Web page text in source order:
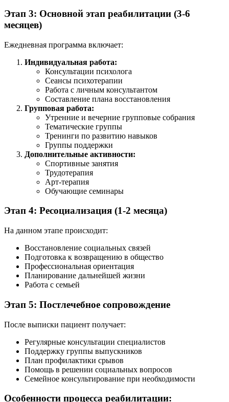
Этап 3: Основной этап реабилитации (3-6
месяцев)
Ежедневная программа включает:
Индивидуальная работа:
Консультации психолога
Сеансы психотерапии
Работа с личным консультантом
Составление плана восстановления
Групповая работа:
Утренние и вечерние групповые собрания
Тематические группы
Тренинги по развитию навыков
Группы поддержки
Дополнительные активности:
Спортивные занятия
Трудотерапия
Арт-терапия
Обучающие семинары
Этап 4: Ресоциализация (1-2 месяца)
На данном этапе происходит:
Восстановление социальных связей
Подготовка к возвращению в общество
Профессиональная ориентация
Планирование дальнейшей жизни
Работа с семьей
Этап 5: Постлечебное сопровождение
После выписки пациент получает:
Регулярные консультации специалистов
Поддержку группы выпускников
План профилактики срывов
Помощь в решении социальных вопросов
Семейное консультирование при необходимости
Особенности процесса реабилитации: